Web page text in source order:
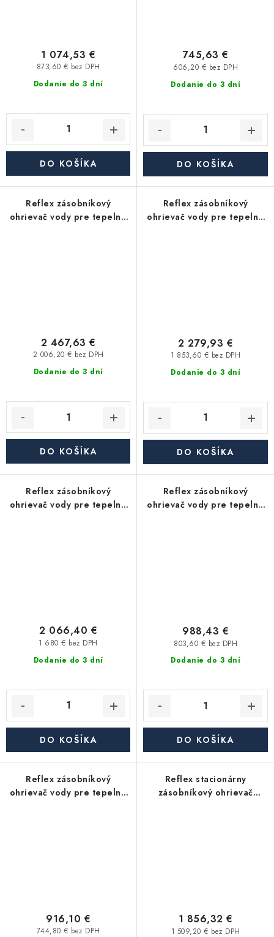
Dodanie do 3 dní
873,60 € bez DPH
1 074,53 €
DO KOŠÍKA
Dodanie do 3 dní
606,20 € bez DPH
745,63 €
DO KOŠÍKA
Reflex zásobníkový
ohrievač vody pre tepelné
Dodanie do 3 dní
2 006,20 € bez DPH
2 467,63 €
DO KOŠÍKA
Reflex zásobníkový
ohrievač vody pre tepelné
Dodanie do 3 dní
1 853,60 € bez DPH
2 279,93 €
DO KOŠÍKA
Reflex zásobníkový
ohrievač vody pre tepelné
Dodanie do 3 dní
1 680 € bez DPH
2 066,40 €
DO KOŠÍKA
Reflex zásobníkový
ohrievač vody pre tepelné
Dodanie do 3 dní
803,60 € bez DPH
988,43 €
DO KOŠÍKA
Reflex zásobníkový
ohrievač vody pre tepelné
744,80 € bez DPH
916,10 €
Reflex stacionárny
zásobníkový ohrievač
1 509,20 € bez DPH
1 856,32 €